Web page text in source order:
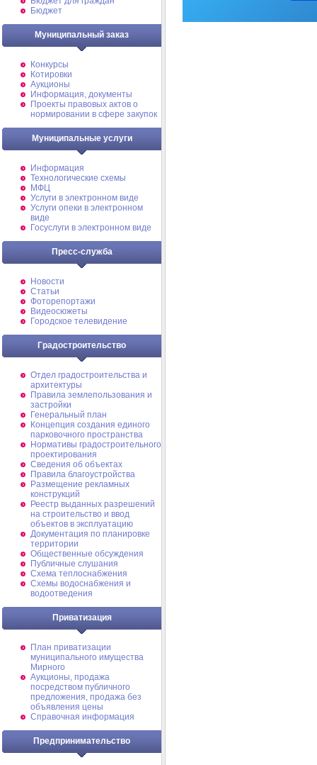
Бюджет
Муниципальный заказ
Конкурсы
Котировки
Аукционы
Информация, документы
Проекты правовых актов о
нормировании в сфере закупок
Муниципальные услуги
Информация
Технологические схемы
МФЦ
Услуги в электронном виде
Услуги опеки в электронном
виде
Госуслуги в электронном виде
Пресс-служба
Новости
Статьи
Фоторепортажи
Видеосюжеты
Городское телевидение
Градостроительство
Отдел градостроительства и
архитектуры
Правила землепользования и
застройки
Генеральный план
Концепция создания единого
парковочного пространства
Нормативы градостроительного
проектирования
Сведения об объектах
Правила благоустройства
Размещение рекламных
конструкций
Реестр выданных разрешений
на строительство и ввод
объектов в эксплуатацию
Документация по планировке
территории
Общественные обсуждения
Публичные слушания
Схема теплоснабжения
Схемы водоснабжения и
водоотведения
Приватизация
План приватизации
муниципального имущества
Мирного
Аукционы, продажа
посредством публичного
предложения, продажа без
объявления цены
Справочная информация
Предпринимательство